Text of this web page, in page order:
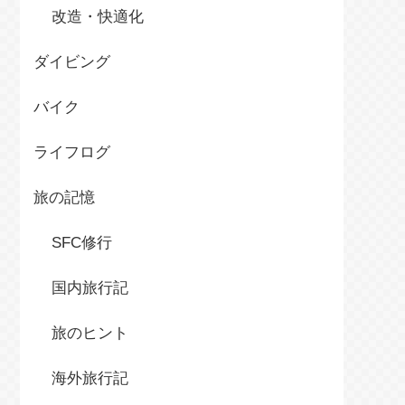
改造・快適化
ダイビング
バイク
ライフログ
旅の記憶
SFC修行
国内旅行記
旅のヒント
海外旅行記